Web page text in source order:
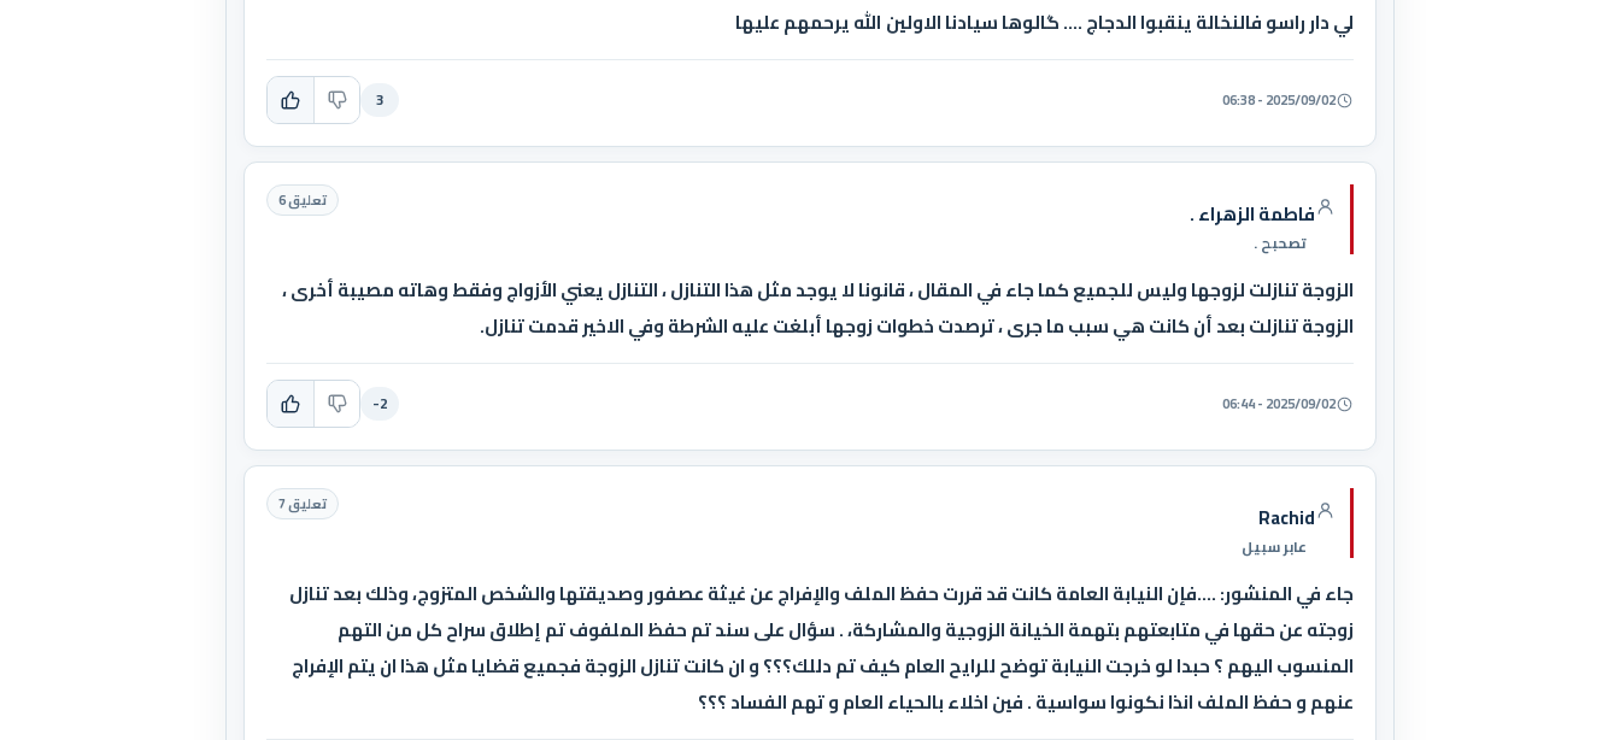
لي دار راسو فالنخالة ينقبوا الدجاج .... گالوها سيادنا الاولين الله يرحمهم عليها
2025/09/02 - 06:38
3
فاطمة الزهراء .
تصحبح .
تعليق 6
الزوجة تنازلت لزوجها وليس للجميع كما جاء في المقال ، قانونا لا يوجد مثل هذا التنازل ، التنازل يعني الأزواج وفقط وهاته مصيبة أخرى ،
الزوجة تنازلت بعد أن كانت هي سبب ما جرى ، ترصدت خطوات زوجها أبلغت عليه الشرطة وفي الاخير قدمت تنازل.
2025/09/02 - 06:44
-2
Rachid
عابر سبيل
تعليق 7
جاء في المنشور: ....فإن النيابة العامة كانت قد قررت حفظ الملف والإفراج عن غيثة عصفور وصديقتها والشخص المتزوج، وذلك بعد تنازل
زوجته عن حقها في متابعتهم بتهمة الخيانة الزوجية والمشاركة، . سؤال على سند تم حفظ الملفوف تم إطلاق سراح كل من التهم
المنسوب اليهم ؟ حبدا لو خرجت النيابة توضح للرايح العام كيف تم دللك؟؟؟ و ان كانت تنازل الزوجة فجميع قضايا مثل هذا ان يتم الإفراج
عنهم و حفظ الملف انذا نكونوا سواسية . فين اخلاء بالحياء العام و تهم الفساد ؟؟؟